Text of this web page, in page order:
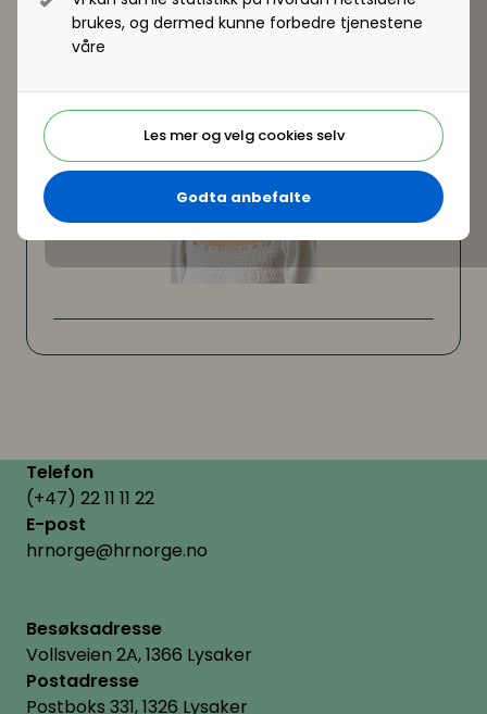
brukes, og dermed kunne forbedre tjenestene
våre
Les mer og velg cookies selv
Godta anbefalte
Telefon
(+47) 22 11 11 22
E-post
hrnorge@hrnorge.no
Besøksadresse
Vollsveien 2A, 1366 Lysaker
Postadresse
Postboks 331, 1326 Lysaker